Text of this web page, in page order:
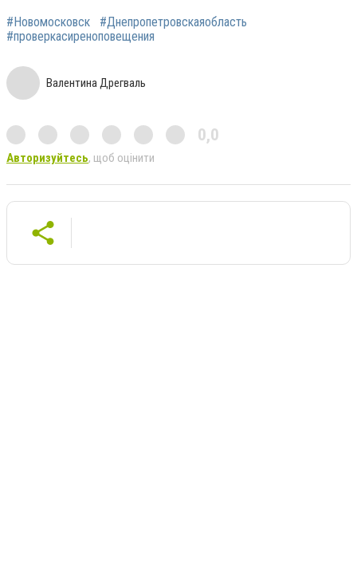
#Новомосковск
#Днепропетровскаяобласть
#проверкасиреноповещения
Валентина Дрегваль
0,0
Авторизуйтесь, щоб оцінити